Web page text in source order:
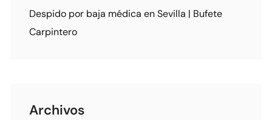
Despido por baja médica en Sevilla | Bufete
Carpintero
Archivos